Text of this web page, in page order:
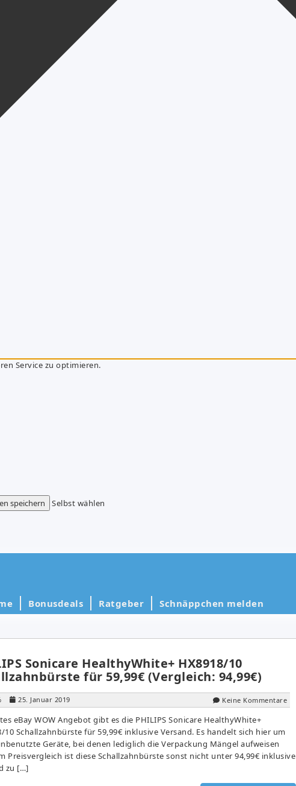
Service zu optimieren.
speichern
Selbst wählen
Bonusdeals Ratgeber Schnäppchen melden
Sonicare HealthyWhite+ HX8918/10
für 59,99€ (Vergleich: 94,99€)
25. Januar 2019 Keine Kommentare
eBay WOW Angebot gibt es die PHILIPS Sonicare HealthyWhite+
10 Schallzahnbürste für 59,99€ inklusive Versand. Es handelt sich hier um
Geräte, bei denen lediglich die Verpackung Mängel aufweisen
Preisvergleich ist diese Schallzahnbürste sonst nicht unter 94,99€ inklusive
zu […]